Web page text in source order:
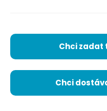
Chci zadat
Chci